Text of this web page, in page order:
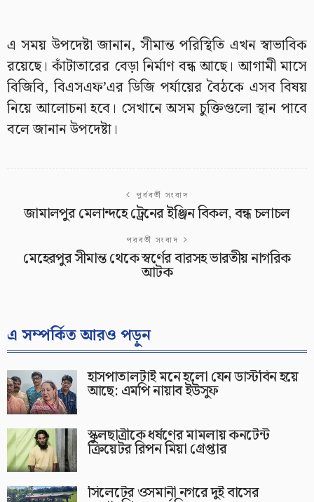
এ সময় উপদেষ্টা জানান, সীমান্ত পরিস্থিতি এখন স্বাভাবিক
রয়েছে। কাঁটাতারের বেড়া নির্মাণ বন্ধ আছে। আগামী মাসে
বিজিবি, বিএসএফ’এর ডিজি পর্যায়ের বৈঠকে এসব বিষয়
নিয়ে আলোচনা হবে। সেখানে অসম চুক্তিগুলো স্থান পাবে
বলে জানান উপদেষ্টা।
পূর্ববর্তী সংবাদ
জামালপুর মেলান্দহে ট্রেনের ইঞ্জিন বিকল, বন্ধ চলাচল
পরবর্তী সংবাদ
মেহেরপুর সীমান্ত থেকে স্বর্ণের বারসহ ভারতীয় নাগরিক
আটক
এ সম্পর্কিত আরও পড়ুন
হাসপাতালটাই মনে হলো যেন ডাস্টবিন হয়ে
আছে: এমপি নায়াব ইউসুফ
স্কুলছাত্রীকে ধর্ষণের মামলায় কনটেন্ট
ক্রিয়েটর রিপন মিয়া গ্রেপ্তার
সিলেটের ওসমানী নগরে দুই বাসের